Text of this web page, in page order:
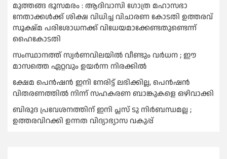
മുത്തങ്ങ ഭൂസമരം : ആദിവാസി ഗോത്ര മഹാസഭാ
നേതാക്കള്‍ക്ക് ശിക്ഷ വിധിച്ച വിചാരണ കോടതി ഉത്തരവ്
സൂക്ഷ്മ പരിശോധനക്ക് വിധേയമാക്കേണ്ടതുണ്ടെന്ന്
ഹൈകോടതി
സംസ്ഥാനത്ത് സ്വര്‍ണവിലയില്‍ വീണ്ടും വര്‍ധന ; ഈ
മാസത്തെ ഏറ്റവും ഉയര്‍ന്ന നിരക്കില്‍
ക്ഷേമ പെൻഷൻ ഇനി നേരിട്ട് ലഭിക്കില്ല, പെൻഷൻ
വിതരണത്തില്‍ നിന്ന് സഹകരണ ബാങ്കുകളെ ഒഴിവാക്കി
ബിരുദ പ്രവേശനത്തിന് ഇനി പ്ലസ് ടു നിര്‍ബന്ധമല്ല ;
ഉത്തരവിറക്കി ഉന്നത വിദ്യാഭ്യാസ വകുപ്പ്